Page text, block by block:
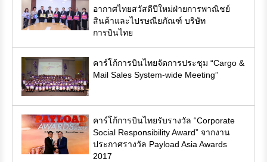
อากาศไทยสวัสดีปีใหม่ฝ่ายการพาณิชย์
สินค้าและไปรษณียภัณฑ์ บริษัท
การบินไทย
คาร์โก้การบินไทยจัดการประชุม “Cargo &
Mail Sales System-wide Meeting”
คาร์โก้การบินไทยรับรางวัล “Corporate
Social Responsibility Award” จากงาน
ประกาศรางวัล Payload Asia Awards
2017